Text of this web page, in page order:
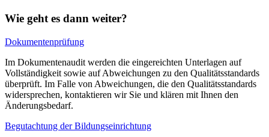
Wie geht es dann weiter?
Dokumentenprüfung
Im Dokumentenaudit werden die eingereichten Unterlagen auf
Vollständigkeit sowie auf Abweichungen zu den Qualitätsstandards
überprüft. Im Falle von Abweichungen, die den Qualitätsstandards
widersprechen, kontaktieren wir Sie und klären mit Ihnen den
Änderungsbedarf.
Begutachtung der Bildungseinrichtung